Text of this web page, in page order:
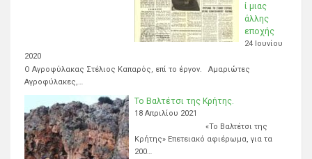
ί μιας
άλλης
εποχής
24 Ιουνίου
2020
Ο Αγροφύλακας Στέλιος Καπαρός, επί το έργον. Αμαριώτες
Αγροφύλακες,…
Το Βαλτέτσι της Κρήτης.
18 Απριλίου 2021
«Το Βαλτέτσι της
Κρήτης» Επετειακό αφιέρωμα, για τα
200…